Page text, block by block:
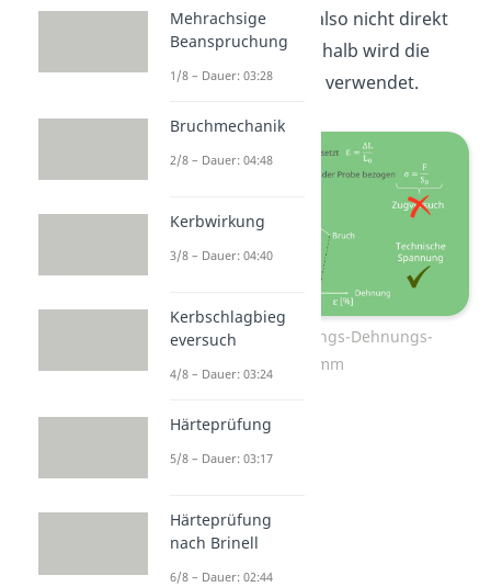
kann im Zugversuch also nicht direkt
ermittelt werden. Deshalb wird die
technische Spannung verwendet.
Größen im Spannungs-Dehnungs-
Diagramm
Mehrachsige
Beanspruchung
1/8 – Dauer: 03:28
Bruchmechanik
2/8 – Dauer: 04:48
Kerbwirkung
3/8 – Dauer: 04:40
Kerbschlagbieg
eversuch
4/8 – Dauer: 03:24
Härteprüfung
5/8 – Dauer: 03:17
Härteprüfung
nach Brinell
6/8 – Dauer: 02:44